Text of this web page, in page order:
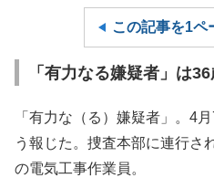
この記事を1ペ
「有力なる嫌疑者」は
「有力な（る）嫌疑者」。4
う報じた。捜査本部に連行さ
の電気工事作業員。